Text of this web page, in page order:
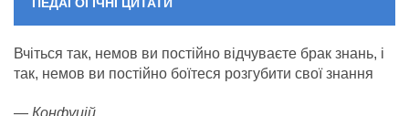
ПЕДАГОГІЧНІ ЦИТАТИ
Вчіться так, немов ви постійно відчуваєте брак знань, і
так, немов ви постійно боїтеся розгубити свої знання